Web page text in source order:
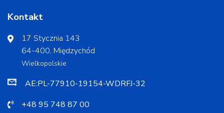
Kontakt
17 Stycznia 143
64-400, Międzychód
Wielkopolskie
AE:PL-77910-19154-WDRFJ-32
+48 95 748 87 00